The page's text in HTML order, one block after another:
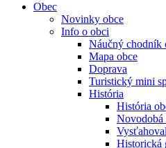
Obec
Novinky obce
Info o obci
Náučný chodník
Mapa obce
Doprava
Turistický mini
História
História
Novodobá
Historická